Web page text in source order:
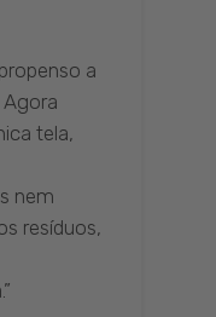
a
Agora
tela,
nem
resíduos,